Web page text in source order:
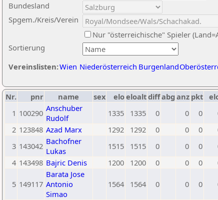
Sortierung
Bundesland
Spgem./Kreis/Verein
Nur "österreichische" Spieler
Vereinslisten:Wien Niederösterreich Burgenland
Nr. pnr name sex eloeloaltdiffabg anz pkt
1 100290 Anschuber
Rudolf
1335 1335 0 0 0
2 123848 Azad Marx 1292 1292 0 0 0
3 143042 Bachofner
Lukas
1515 1515 0 0 0
4 143498 Bajric Denis 1200 1200 0 0 0
5 149117
Barata Jose
Antonio
Simao
1564 1564 0 0 0